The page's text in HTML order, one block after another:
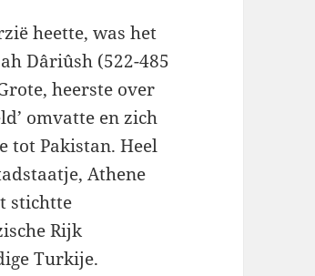
heette, was het
Dâriûsh (522-485
heerste over
omvatte en zich
tot Pakistan. Heel
Athene
stichtte
Rijk
Turkije.